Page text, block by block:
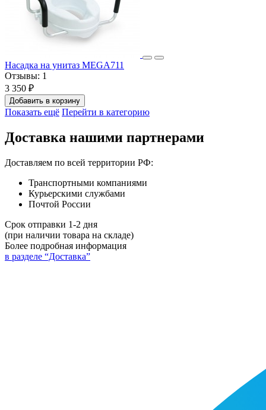
Насадка на унитаз MEGA711
Отзывы: 1
3 350 ₽
Добавить в корзину
Показать ещё Перейти в категорию
Доставка нашими партнерами
Доставляем по всей территории РФ:
Транспортными компаниями
Курьерскими службами
Почтой России
Срок отправки 1-2 дня
(при наличии товара на складе)
Более подробная информация
в разделе “Доставка”